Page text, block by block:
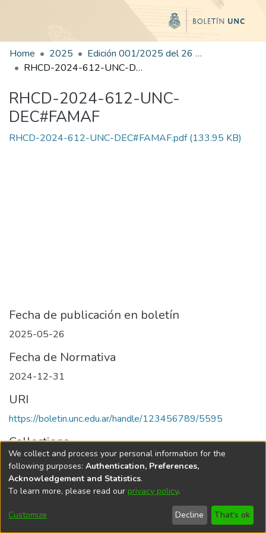
Home 2025
Edición 001/2025 del 26 de mayo de 2025
RHCD-2024-612-UNC-DEC#FAMAF
RHCD-2024-612-UNC-
DEC#FAMAF
RHCD-2024-612-UNC-DEC#FAMAF.pdf(133.95 KB)
Fecha de publicación en boletín
2025-05-26
Fecha de Normativa
2024-12-31
URI
https://boletin.unc.edu.ar/handle/123456789/5595
Collections
Edición 001/2025 del 26 de mayo de 2025
Universidad Nacional de Córdoba
We collect and process your personal information for the
following purposes: Authentication, Preferences,
Acknowledgement and Statistics.
To learn more, please read our privacy policy.
Customize Decline That's ok